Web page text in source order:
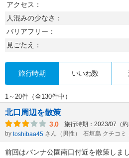
アクセス：
人混みの少なさ：
バリアフリー：
見ごたえ：
旅行時期 いいね数
1～20件（全130件中）
北口周辺を散策
3.0 旅行時期：2023/07（約
by toshibaa45 さん（男性） 石垣島 クチコミ
前回はバンナ公園南口付近を散策しま